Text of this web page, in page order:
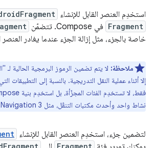
استخدِم العنصر القابل للإنشاء
Fragment في Compose. تتضمّن
خاصة بالجزء، مثل إزالة الجزء عندما يغادر العنصر
ملاحظة:
نشاط واحد وأحدث مكتبات التنقّل، مثل Navigation 3.
لتضمين جزء، استخدِم العنصر القابل للإنشاء